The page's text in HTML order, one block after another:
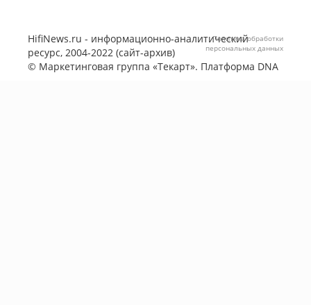
HifiNews.ru - информационно-аналитический
ресурс, 2004-2022 (сайт-архив)
© Маркетинговая группа «Текарт». Платформа DNA
Политика обработки
персональных данных